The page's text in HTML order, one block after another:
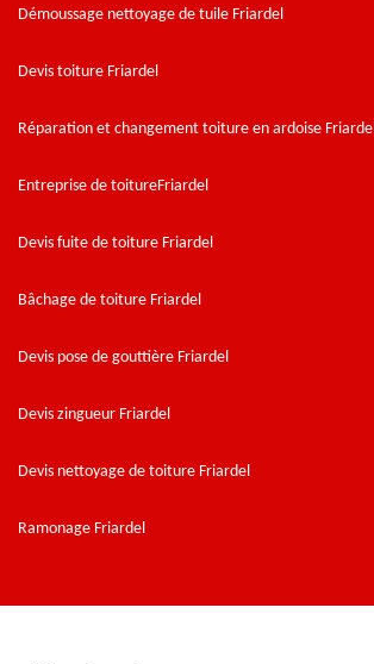
Démoussage nettoyage de tuile Friardel
Devis toiture Friardel
Réparation et changement toiture en ardoise Friardel
Entreprise de toitureFriardel
Devis fuite de toiture Friardel
Bâchage de toiture Friardel
Devis pose de gouttière Friardel
Devis zingueur Friardel
Devis nettoyage de toiture Friardel
Ramonage Friardel